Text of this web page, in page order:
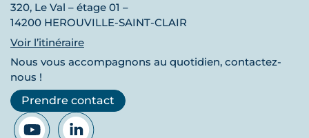
320, Le Val – étage 01 –
14200 HEROUVILLE-SAINT-CLAIR
Voir l’itinéraire
Nous vous accompagnons au quotidien, contactez-
nous !
Prendre contact